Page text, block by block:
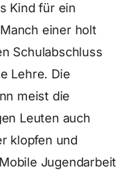
Kind für ein
einer holt
Schulabschluss
Lehre. Die
meist die
Leuten auch
klopfen und
Jugendarbeit